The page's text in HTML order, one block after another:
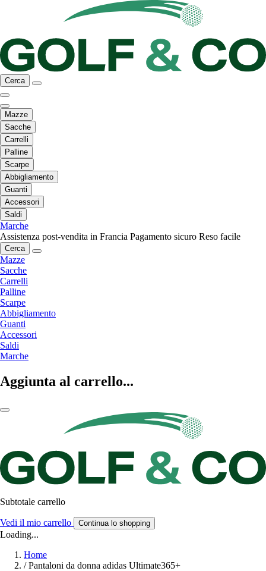
Cerca
Mazze
Sacche
Carrelli
Palline
Scarpe
Abbigliamento
Guanti
Accessori
Saldi
Marche
Assistenza post-vendita in Francia Pagamento sicuro Reso facile
Cerca
Mazze
Sacche
Carrelli
Palline
Scarpe
Abbigliamento
Guanti
Accessori
Saldi
Marche
Aggiunta al carrello...
Subtotale carrello
Vedi il mio carrello Continua lo shopping
Loading...
Home
/ Pantaloni da donna adidas Ultimate365+